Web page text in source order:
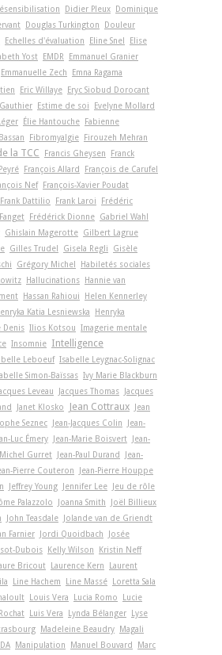
Didier Pleux Dominique
Douglas Turkington
Douleur
Echelles d'évaluation Eline Snel
Elise
Yost EMDR
Emmanuel Granier
Emmanuelle Zech Emna Ragama
Eric Willaye Eryc Siobud Dorocant
Estime de soi
Evelyne Mollard
Élie Hantouche Fabienne
Fibromyalgie Firouzeh Mehran
la TCC Francis Gheysen
Franck
François Allard
François de Carufel
Nef François-Xavier Poudat
Frank Dattilio Frank Laroi
Frédéric
Frédérick Dionne Gabriel Wahl
Ghislain Magerotte Gilbert Lagrue
Gilles Trudel Gisela Regli
Gisèle
Grégory Michel
Habiletés sociales
Hallucinations Hannie van
Hassan Rahioui
Helen Kennerley
Katia Lesniewska
Henryka
Denis Ilios Kotsou Imagerie mentale
Insomnie Intelligence
Leboeuf Isabelle Leygnac-Solignac
Simon-Baïssas Ivy Marie Blackburn
Leveau Jacques Thomas Jacques
Janet Klosko Jean Cottraux Jean
Seznec Jean-Jacques Colin
Jean-
Luc Émery Jean-Marie Boisvert Jean-
Michel Gurret Jean-Paul Durand
Jean-
Pierre Couteron
Jean-Pierre Houppe
Jeffrey Young Jennifer Lee Jeu de rôle
Palazzolo Joanna Smith
Joël Billieux
John Teasdale Jolande van de Griendt
Farnier Jordi Quoidbach
Josée
Dubois Kelly Wilson
Kristin Neff
Bricout Laurence Kern
Laurent
Line Hachem Line Massé Loretta Sala
Louis Vera Lucia Romo
Lucie
Luis Vera Lynda Bélanger Lyse
Madeleine Beaudry Magali
Manipulation Manuel Bouvard
Marc